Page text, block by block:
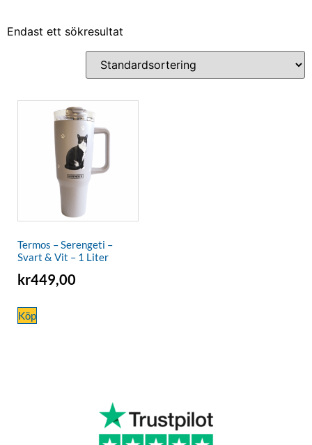
Endast ett sökresultat
Termos – Serengeti –
Svart & Vit – 1 Liter
kr449,00
Köp